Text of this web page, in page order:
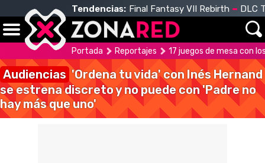
Tendencias: Final Fantasy VII Rebirth DLC
Portada Reportajes 17 juegos de mesa con
Audiencias 'Ordena tu vida' con Inés Hernand
se estrena discreto y no puede con 'Padre no
hay más que uno'